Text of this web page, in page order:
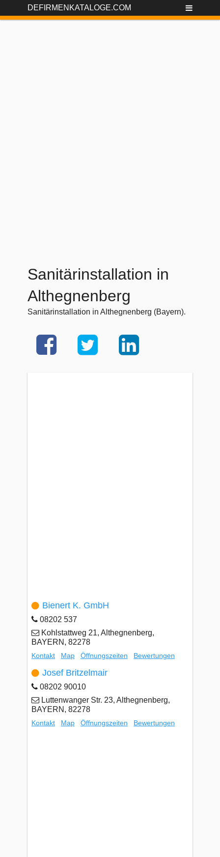
DEFIRMENKATALOGE.COM
Sanitärinstallation in
Althegnenberg
Sanitärinstallation in Althegnenberg (Bayern).
Bienert K. GmbH
08202 537
Kohlstattweg 21, Althegnenberg,
BAYERN, 82278
Kontakt Map Öffnungszeiten Bewertungen
Josef Britzelmair
08202 90010
Luttenwanger Str. 23, Althegnenberg,
BAYERN, 82278
Kontakt Map Öffnungszeiten Bewertungen